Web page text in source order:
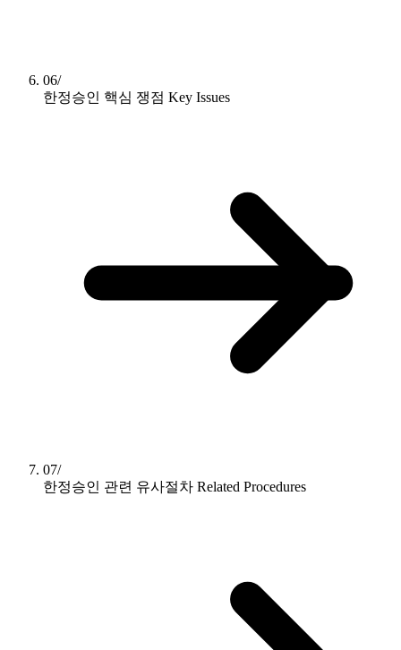
06/
한정승인 핵심 쟁점 Key Issues
07/
한정승인 관련 유사절차 Related Procedures